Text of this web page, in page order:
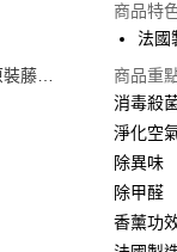
藤枝
送貨方
可選擇
豐自提
每筆
商品特
法
商品重
消毒殺
淨化空
除異味
除甲醛
香薰功